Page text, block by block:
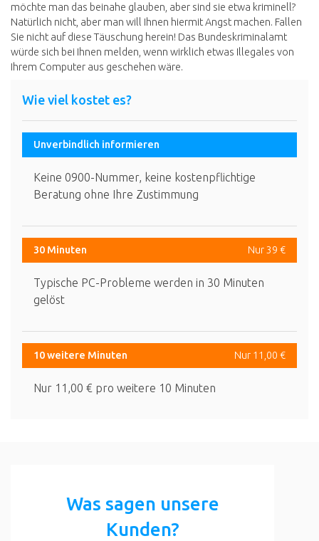
möchte man das beinahe glauben, aber sind sie etwa kriminell?
Natürlich nicht, aber man will Ihnen hiermit Angst machen. Fallen
Sie nicht auf diese Täuschung herein! Das Bundeskriminalamt
würde sich bei Ihnen melden, wenn wirklich etwas Illegales von
Ihrem Computer aus geschehen wäre.
Wie viel kostet es?
Unverbindlich informieren
Keine 0900-Nummer, keine kostenpflichtige
Beratung ohne Ihre Zustimmung
30 Minuten Nur 39 €
Typische PC-Probleme werden in 30 Minuten
gelöst
10 weitere Minuten Nur 11,00 €
Nur 11,00 € pro weitere 10 Minuten
Was sagen unsere
Kunden?